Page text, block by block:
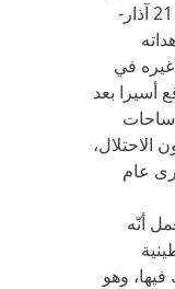
حركة فتح بعد معركة الكرامة في 21 آذار-
في
أسيرا بعد
ساحات
عام
أنّه
وهو